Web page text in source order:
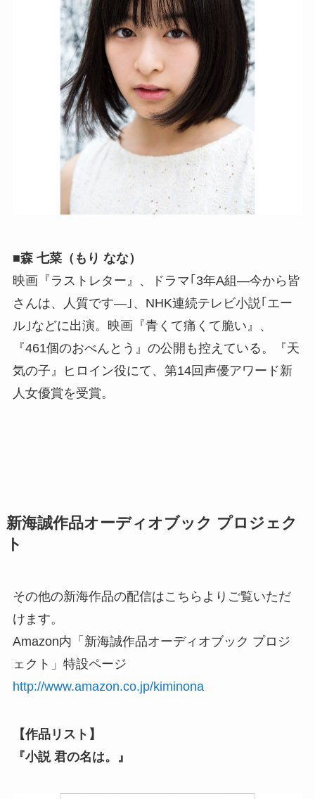
■森 七菜（もり なな）
映画『ラストレター』、ドラマ｢3年A組―今から皆
さんは、人質です―｣、NHK連続テレビ小説｢エー
ル｣などに出演。映画『青くて痛くて脆い』、
『461個のおべんとう』の公開も控えている。『天
気の子』ヒロイン役にて、第14回声優アワード新
人女優賞を受賞。
新海誠作品オーディオブック プロジェク
ト
その他の新海作品の配信はこちらよりご覧いただ
けます。
Amazon内「新海誠作品オーディオブック プロジ
ェクト」特設ページ
http://www.amazon.co.jp/kiminona
【作品リスト】
『小説 君の名は。』